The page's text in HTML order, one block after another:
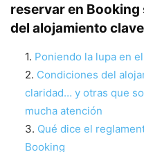
reservar en
del alojamiento
Poniendo la lupa en
Condiciones del
claridad… y otras que
mucha atención
Qué dice el
Booking